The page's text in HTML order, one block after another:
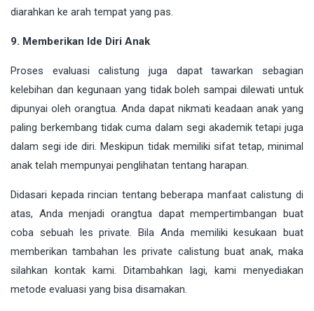
diarahkan ke arah tempat yang pas.
9. Memberikan Ide Diri Anak
Proses evaluasi calistung juga dapat tawarkan sebagian
kelebihan dan kegunaan yang tidak boleh sampai dilewati untuk
dipunyai oleh orangtua. Anda dapat nikmati keadaan anak yang
paling berkembang tidak cuma dalam segi akademik tetapi juga
dalam segi ide diri. Meskipun tidak memiliki sifat tetap, minimal
anak telah mempunyai penglihatan tentang harapan.
Didasari kepada rincian tentang beberapa manfaat calistung di
atas, Anda menjadi orangtua dapat mempertimbangan buat
coba sebuah les private. Bila Anda memiliki kesukaan buat
memberikan tambahan les private calistung buat anak, maka
silahkan kontak kami. Ditambahkan lagi, kami menyediakan
metode evaluasi yang bisa disamakan.